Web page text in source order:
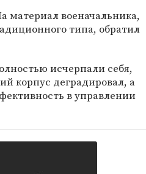
материал военачальника,
типа, обратил
исчерпали себя,
корпус деградировал, а
в управлении